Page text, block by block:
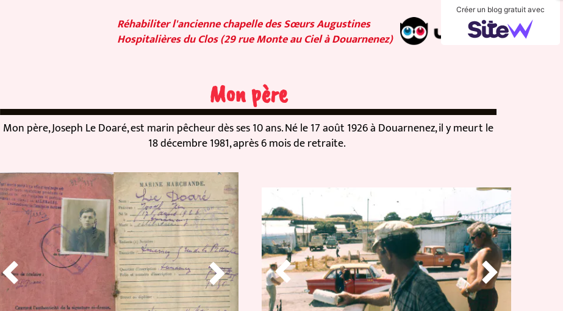
Créer un blog gratuit avec
Réhabiliter l'ancienne chapelle des Sœurs Augustines
Hospitalières du Clos (29 rue Monte au Ciel à Douarnenez)
Mon père
Mon père, Joseph Le Doaré, est marin pêcheur dès ses 10 ans. Né le 17 août 1926 à Douarnenez, il y meurt le
18 décembre 1981, après 6 mois de retraite.
 
 